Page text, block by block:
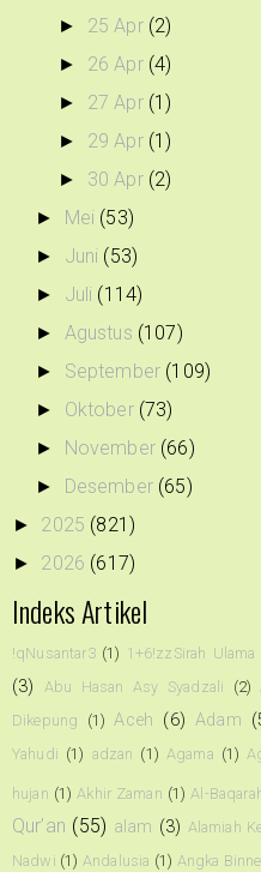
► 25 Apr (2)
► 26 Apr (4)
► 27 Apr (1)
► 29 Apr (1)
► 30 Apr (2)
► Mei (53)
► Juni (53)
► Juli (114)
► Agustus (107)
► September (109)
► Oktober (73)
► November (66)
► Desember (65)
► 2025 (821)
► 2026 (617)
Indeks Artikel
!qNusantar3 (1) 1+6!zzSirah Ulama
(3)
Abu Hasan Asy Syadzali (2)
Dikepung
(1) Aceh (6) Adam
Yahudi (1) adzan (1) Agama (1)
hujan (1) Akhir Zaman (1) Al-
Qur’an (55) alam (3) Alamiah
Nadwi (1) Andalusia (1) Angka